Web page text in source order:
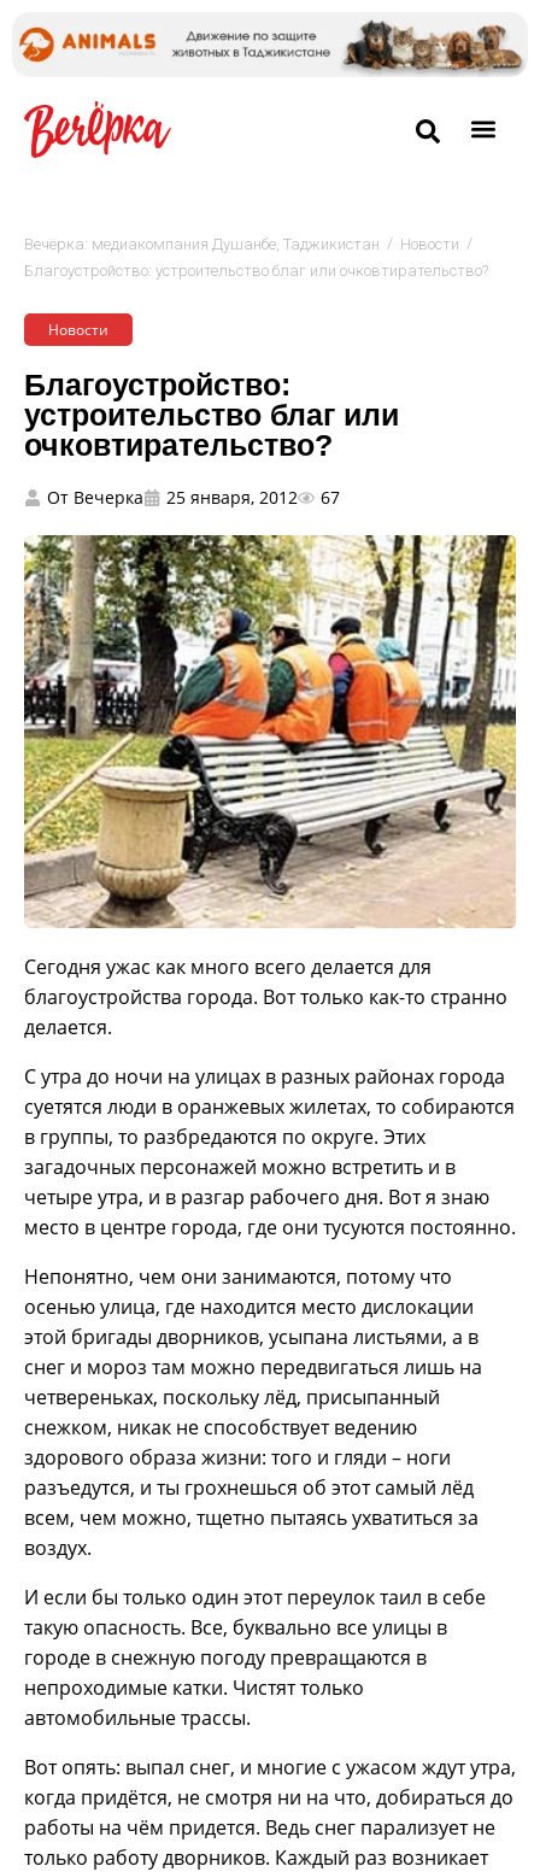
Вечёрка: медиакомпания Душанбе, Таджикистан / Новости /
Благоустройство: устроительство благ или очковтирательство?
Новости
Благоустройство:
устроительство благ или
очковтирательство?
От Вечерка 25 января, 2012 67
Сегодня ужас как много всего делается для
благоустройства города. Вот только как-то странно
делается.
С утра до ночи на улицах в разных районах города
суетятся люди в оранжевых жилетах, то собираются
в группы, то разбредаются по округе. Этих
загадочных персонажей можно встретить и в
четыре утра, и в разгар рабочего дня. Вот я знаю
место в центре города, где они тусуются постоянно.
Непонятно, чем они занимаются, потому что
осенью улица, где находится место дислокации
этой бригады дворников, усыпана листьями, а в
снег и мороз там можно передвигаться лишь на
четвереньках, поскольку лёд, присыпанный
снежком, никак не способствует ведению
здорового образа жизни: того и гляди – ноги
разъедутся, и ты грохнешься об этот самый лёд
всем, чем можно, тщетно пытаясь ухватиться за
воздух.
И если бы только один этот переулок таил в себе
такую опасность. Все, буквально все улицы в
городе в снежную погоду превращаются в
непроходимые катки. Чистят только
автомобильные трассы.
Вот опять: выпал снег, и многие с ужасом ждут утра,
когда придётся, не смотря ни на что, добираться до
работы на чём придется. Ведь снег парализует не
только работу дворников. Каждый раз возникает